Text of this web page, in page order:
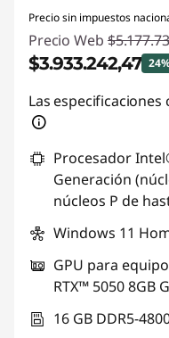
Precio sin impuestos
Precio Web
$3.933.242,47
Descuento prod
Las
Procesador
Generación
núcleos P de
Windows 11
GPU para
RTX™ 5050 8GB
16 GB DDR5-